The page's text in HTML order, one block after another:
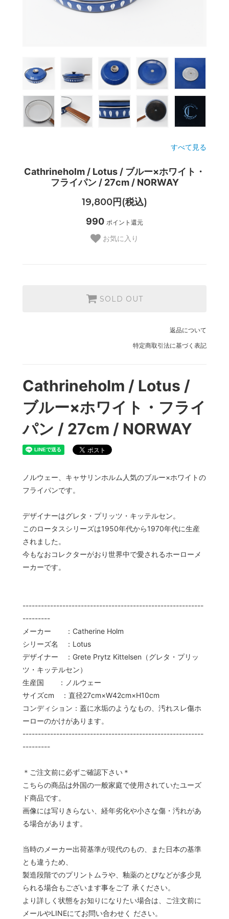
すべて見る
Cathrineholm / Lotus / ブルー×ホワイト・
フライパン / 27cm / NORWAY
19,800円(税込)
990 ポイント還元
お気に入り
SOLD OUT
返品について
特定商取引法に基づく表記
Cathrineholm / Lotus /
ブルー×ホワイト・フライ
パン / 27cm / NORWAY
ノルウェー、キャサリンホルム人気のブルー×ホワイトの
フライパンです。
デザイナーはグレタ・プリッツ・キッテルセン。
このロータスシリーズは1950年代から1970年代に生産
されました。
今もなおコレクターがおり世界中で愛されるホーローメ
ーカーです。
-----------------------------------------------------------
---------
メーカー ：Catherine Holm
シリーズ名 ：Lotus
デザイナー ：Grete Prytz Kittelsen（グレタ・プリッ
ツ・キッテルセン）
生産国 ：ノルウェー
サイズcm ：直径27cm×W42cm×H10cm
コンディション：蓋に水垢のようなもの、汚れスレ傷ホ
ーローのかけがあります。
-----------------------------------------------------------
---------
＊ご注文前に必ずご確認下さい＊
こちらの商品は外国の一般家庭で使用されていたユーズ
ド商品です。
画像には写りきらない、経年劣化や小さな傷・汚れがあ
る場合があります。
当時のメーカー出荷基準が現代のもの、また日本の基準
とも違うため、
製造段階でのプリントムラや、釉薬のとびなどが多少見
られる場合もございます事をご了 承ください。
より詳しく状態をお知りになりたい場合は、ご注文前に
メールやLINEにてお問い合わせく ださい。